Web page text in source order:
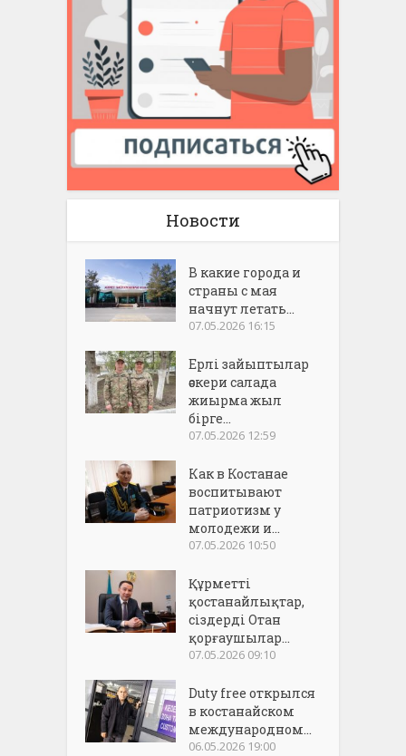
Новости
В какие города и
страны с мая
начнут летать...
07.05.2026 16:15
Ерлі зайыптылар
әскери салада
жиырма жыл
бірге...
07.05.2026 12:59
Как в Костанае
воспитывают
патриотизм у
молодежи и...
07.05.2026 10:50
Құрметті
қостанайлықтар,
сіздерді Отан
қорғаушылар...
07.05.2026 09:10
Duty free открылся
в костанайском
международном...
06.05.2026 19:00